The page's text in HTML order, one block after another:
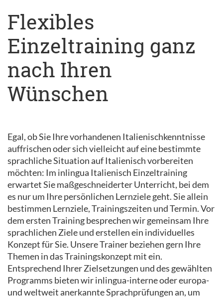
Flexibles
Einzeltraining ganz
nach Ihren
Wünschen
Egal, ob Sie Ihre vorhandenen Italienischkenntnisse
auffrischen oder sich vielleicht auf eine bestimmte
sprachliche Situation auf Italienisch vorbereiten
möchten: Im inlingua Italienisch Einzeltraining
erwartet Sie maßgeschneiderter Unterricht, bei dem
es nur um Ihre persönlichen Lernziele geht. Sie allein
bestimmen Lernziele, Trainingszeiten und Termin. Vor
dem ersten Training besprechen wir gemeinsam Ihre
sprachlichen Ziele und erstellen ein individuelles
Konzept für Sie. Unsere Trainer beziehen gern Ihre
Themen in das Trainingskonzept mit ein.
Entsprechend Ihrer Zielsetzungen und des gewählten
Programms bieten wir inlingua-interne oder europa-
und weltweit anerkannte Sprachprüfungen an, um